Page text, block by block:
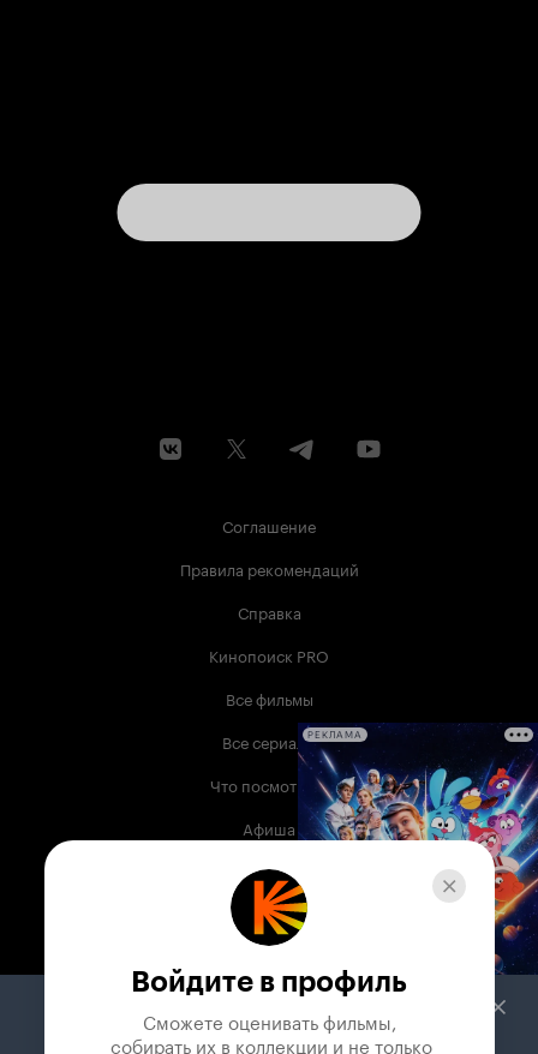
Соглашение
Правила рекомендаций
Справка
Кинопоиск PRO
Все фильмы
Все сериалы
Что посмотреть
Афиша
Музыка
Телепрограмма
Служба поддержки
РЕКЛАМА
Войдите в профиль
Сможете оценивать фильмы,
собирать их в коллекции и не только